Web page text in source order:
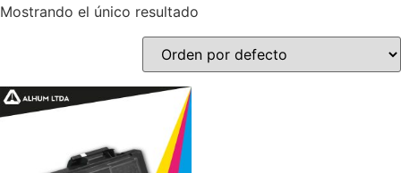
Mostrando el único resultado